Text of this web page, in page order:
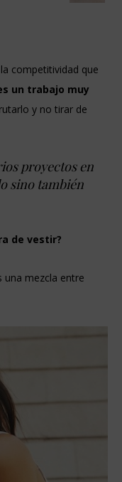
competitividad que
un trabajo muy
y no tirar de
proyectos en
sino también
de vestir?
una mezcla entre